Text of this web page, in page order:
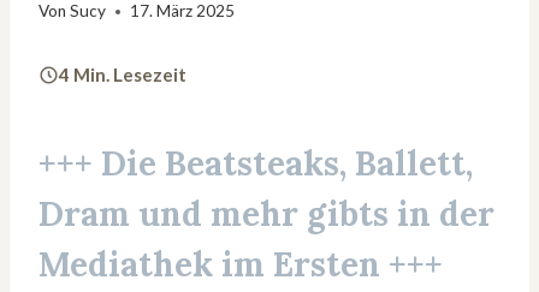
Von Sucy 17. März 2025
4 Min. Lesezeit
+++ Die Beatsteaks, Ballett,
Dram und mehr gibts in der
Mediathek im Ersten +++